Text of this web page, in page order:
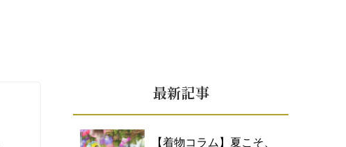
最新記事
【着物コラム】夏こそ、